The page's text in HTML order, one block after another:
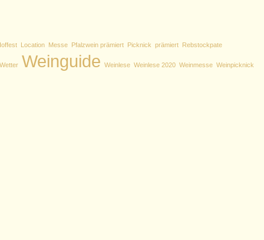
Location Messe Pfalzwein prämiert Picknick prämiert Rebstockpate
Weinguide Weinlese Weinlese 2020 Weinmesse Weinpicknick